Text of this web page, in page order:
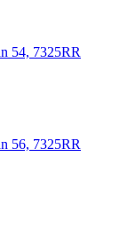
54, 7325RR
56, 7325RR